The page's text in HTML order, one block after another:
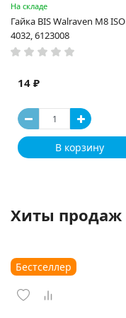
На складе
Гайка BIS Walraven М8 ISO
4032, 6123008
14 ₽
В корзину
Хиты продаж
Бестселлер